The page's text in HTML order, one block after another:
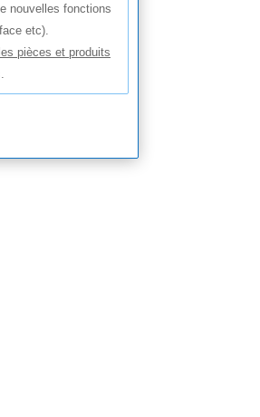
nouvelles fonctions
etc).
pièces et produits